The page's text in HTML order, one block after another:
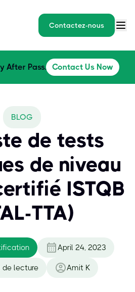
Contactez-nous
After Pass. Contact Us Now
BLOG
de tests
de niveau
ISTQB
TTA)
April 24, 2023
de lecture Amit K